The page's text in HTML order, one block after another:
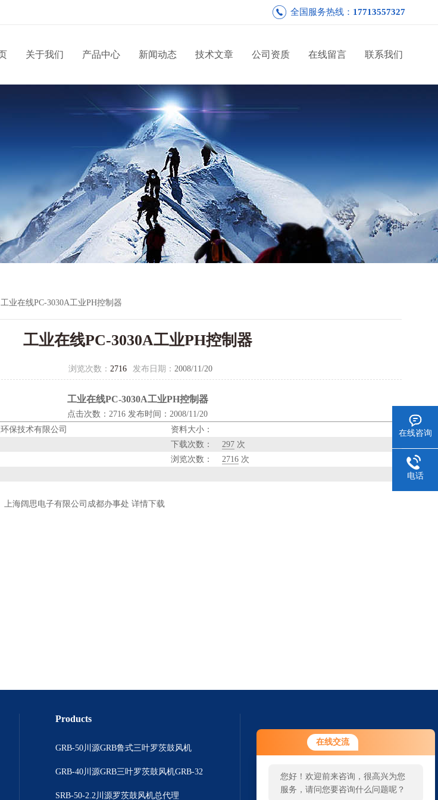
在线交流
您好！欢迎前来咨询，很高兴为您
服务，请问您要咨询什么问题呢？
全国服务热线： 17713557327
关于我们 产品中心 新闻动态 技术文章 公司资质 在线留言 联系我们
业在线PC-3030A工业PH控制器
工业在线PC-3030A工业PH控制器
浏览次数： 2716 发布日期： 2008/11/20
工业在线PC-3030A工业PH控制器
点击次数：2716 发布时间：2008/11/20
保技术有限公司
资料大小：
下载次数： 297 次
浏览次数： 2716 次
海阔思电子有限公司成都办事处 详情下载
Products
GRB-50川源GRB鲁式三叶罗茨鼓风机
GRB-40川源GRB三叶罗茨鼓风机GRB-32
SRB-50-2.2川源罗茨鼓风机总代理
在线咨询
电话